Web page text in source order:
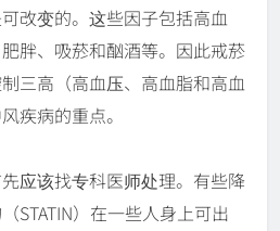
改变的。这些因子包括高血
胖、吸菸和酗酒等。因此戒菸
三高（高血压、高血脂和高血
疾病的重点。
应该找专科医师处理。有些降
STATIN）在一些人身上可出